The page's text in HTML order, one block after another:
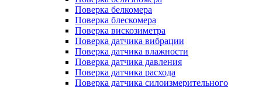
Поверка белкомера
Поверка блескомера
Поверка вискозиметра
Поверка датчика вибрации
Поверка датчика влажности
Поверка датчика давления
Поверка датчика расхода
Поверка датчика силоизмерительного